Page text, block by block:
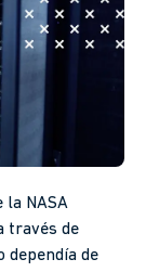
la NASA
través de
dependía de